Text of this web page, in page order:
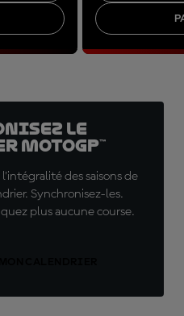
le
MotoGP™
des saisons de
Synchronisez-les.
plus aucune course.